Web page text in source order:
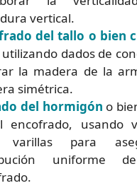
vertical.
del tallo o bien
utilizando dados de
la madera de la
simétrica.
del hormigón o
encofrado, usando
varillas para
uniforme